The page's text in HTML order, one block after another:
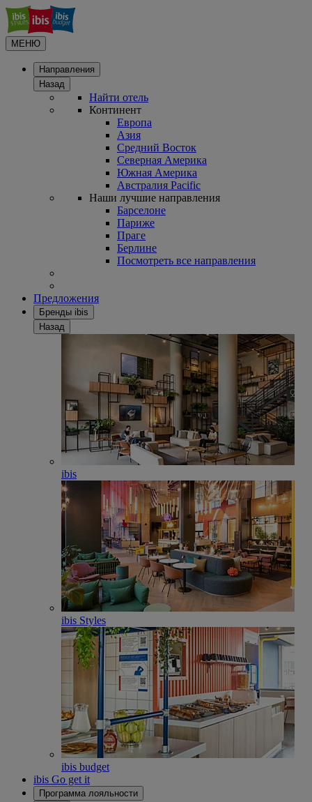
МЕНЮ
Направления
Назад
Найти отель
Континент
Европа
Азия
Средний Восток
Северная Америка
Южная Америка
Австралия Pacific
Наши лучшие направления
Барселоне
Париже
Праге
Берлине
Посмотреть все направления
Предложения
Бренды ibis
Назад
ibis
ibis Styles
ibis budget
ibis Go get it
Программа лояльности